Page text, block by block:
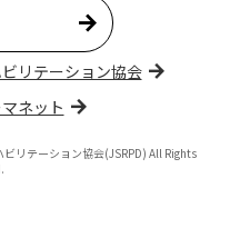
リテーション協会
ネット
リテーション協会(JSRPD) All Rights